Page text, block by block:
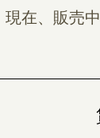
現在、販売